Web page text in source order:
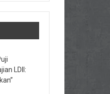
LDII: